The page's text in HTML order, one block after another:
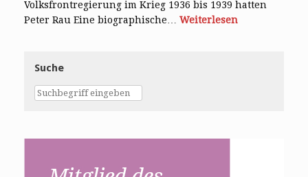
Volksfrontregierung im Krieg 1936 bis 1939 hatten
Peter Rau Eine biographische… Weiterlesen
Suche